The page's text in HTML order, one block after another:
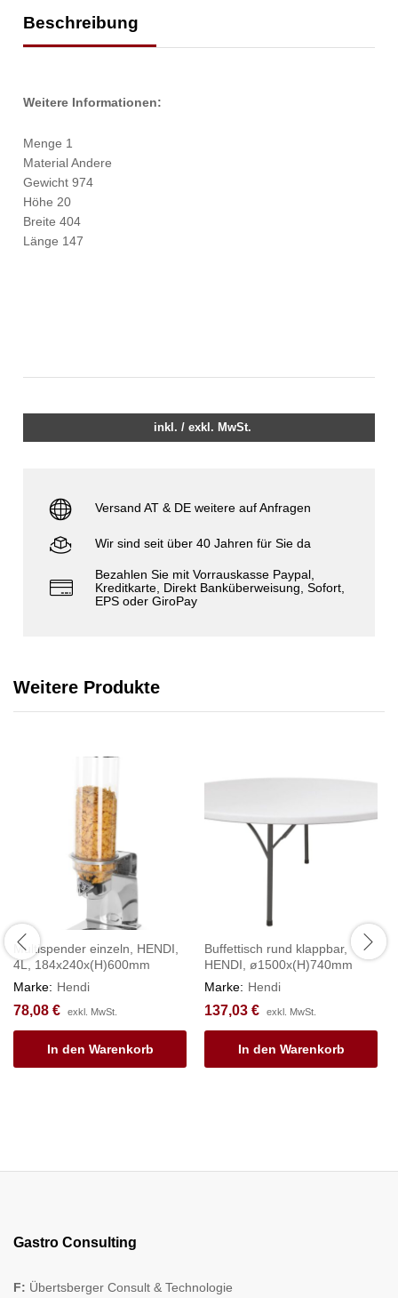
Beschreibung
Weitere Informationen:
Menge 1
Material Andere
Gewicht 974
Höhe 20
Breite 404
Länge 147
inkl. / exkl. MwSt.
Versand AT & DE weitere auf Anfragen
Wir sind seit über 40 Jahren für Sie da
Bezahlen Sie mit Vorrauskasse Paypal,
Kreditkarte, Direkt Banküberweisung, Sofort,
EPS oder GiroPay
Weitere Produkte
Multispender einzeln, HENDI,
4L, 184x240x(H)600mm
Marke: Hendi
78,08 € exkl. MwSt.
In den Warenkorb
Buffettisch rund klappbar,
HENDI, ø1500x(H)740mm
Marke: Hendi
137,03 € exkl. MwSt.
In den Warenkorb
Gastro Consulting
F: Übertsberger Consult & Technologie